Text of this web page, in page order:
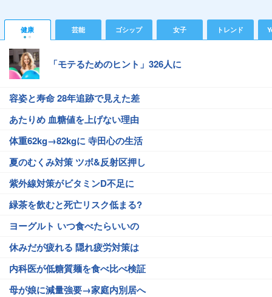
健康 芸能 ゴシップ 女子 トレンド
「モテるためのヒント」326人に
容姿と寿命 28年追跡で見えた差
あたりめ 血糖値を上げない理由
体重62kg→82kgに 寺田心の生活
夏のむくみ対策 ツボ&反射区押し
紫外線対策がビタミンD不足に
緑茶を飲むと死亡リスク低まる?
ヨーグルト いつ食べたらいいの
休みだが疲れる 隠れ疲労対策は
内科医が低糖質麺を食べ比べ検証
母が娘に減量強要→家庭内別居へ